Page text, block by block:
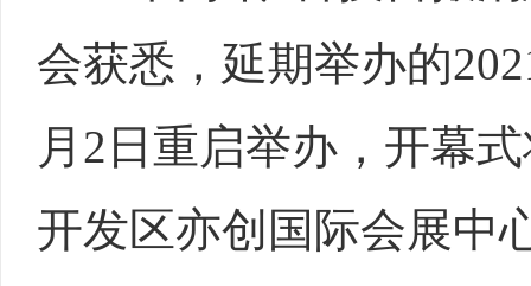
会获悉，延期举办的
月2日重启举办，开幕
开发区亦创国际会展中